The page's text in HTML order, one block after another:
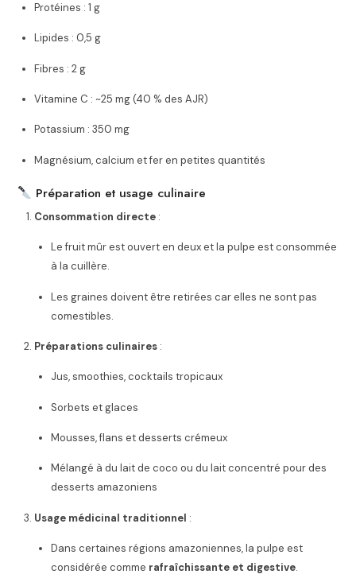
Protéines : 1 g
Lipides : 0,5 g
Fibres : 2 g
Vitamine C : ~25 mg (40 % des AJR)
Potassium : 350 mg
Magnésium, calcium et fer en petites quantités
Préparation et usage culinaire
Consommation directe :
Le fruit mûr est ouvert en deux et la pulpe est consommée
à la cuillère.
Les graines doivent être retirées car elles ne sont pas
comestibles.
Préparations culinaires :
Jus, smoothies, cocktails tropicaux
Sorbets et glaces
Mousses, flans et desserts crémeux
Mélangé à du lait de coco ou du lait concentré pour des
desserts amazoniens
Usage médicinal traditionnel :
Dans certaines régions amazoniennes, la pulpe est
considérée comme rafraîchissante et digestive.